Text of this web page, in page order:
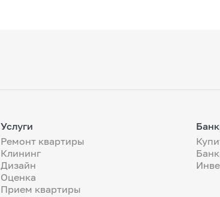
Услуги
Ремонт квартиры
Клининг
Дизайн
Оценка
Прием квартиры